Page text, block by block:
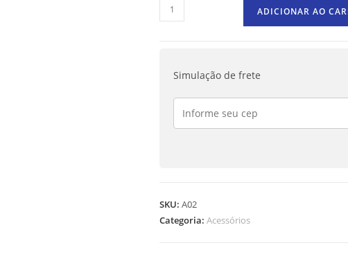
ADICIONAR AO
Simulação de frete
SKU: A02
Categoria: Acessórios